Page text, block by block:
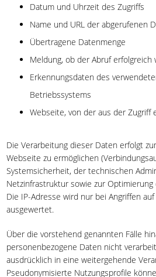
Datum und Uhrzeit des Zugriffs
Name und URL der abgerufenen
Übertragene Datenmenge
Meldung, ob der Abruf erfolgreich
Erkennungsdaten des
Betriebssystems
Webseite, von der aus der Zugriff
Die Verarbeitung dieser Daten erfolgt
Webseite zu ermöglichen
Systemsicherheit, der technischen
Netzinfrastruktur sowie zur
Die IP-Adresse wird nur bei Angriffen
ausgewertet.
Über die vorstehend genannten Fälle
personenbezogene Daten nicht
ausdrücklich in eine weitergehende
Pseudonymisierte Nutzungsprofile